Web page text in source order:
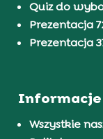
Quiz do
Prezentacja
Prezentacja
Informacje
Wszystkie